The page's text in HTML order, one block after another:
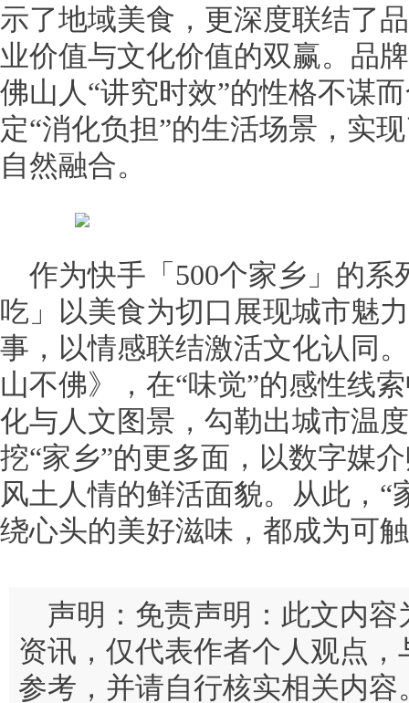
示了地域美食，更深度联结了
业价值与文化价值的双赢。品
佛山人“讲究时效”的性格不谋
定“消化负担”的生活场景，实
自然融合。
作为快手「500个家乡」的系
吃」以美食为切口展现城市魅
事，以情感联结激活文化认同
山不佛》，在“味觉”的感性线
化与人文图景，勾勒出城市温
挖“家乡”的更多面，以数字媒
风土人情的鲜活面貌。从此，“
绕心头的美好滋味，都成为可
声明：免责声明：此文内
资讯，仅代表作者个人观点
参考，并请自行核实相关内容